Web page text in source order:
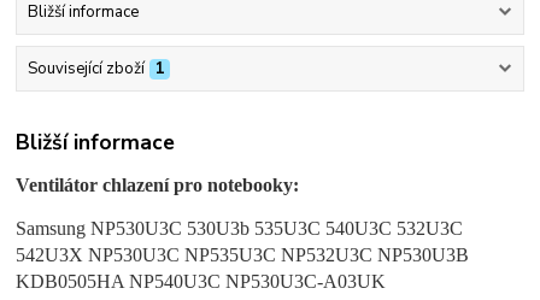
Bližší informace
Související zboží 1
Bližší informace
Ventilátor chlazení pro notebooky:
Samsung NP530U3C 530U3b 535U3C 540U3C 532U3C
542U3X NP530U3C NP535U3C NP532U3C NP530U3B
KDB0505HA NP540U3C NP530U3C-A03UK